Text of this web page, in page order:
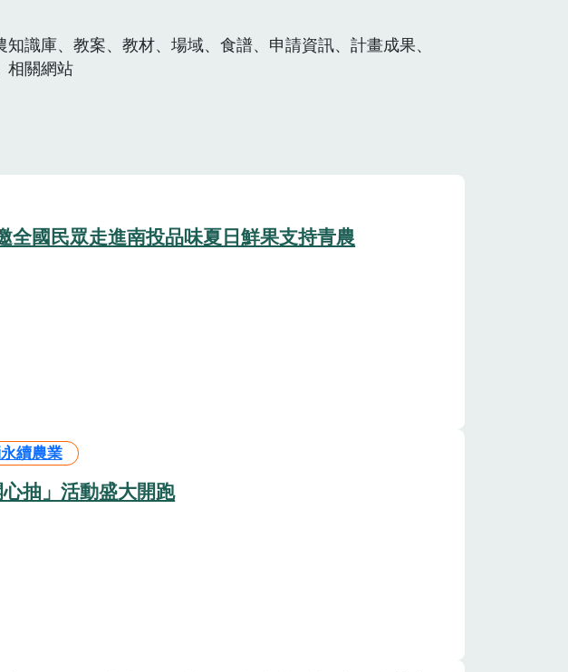
識庫、教案、教材、場域、食譜、申請資訊、計畫成果、
相關網站
全國民眾走進南投品味夏日鮮果支持青農
續農業
抽」活動盛大開跑